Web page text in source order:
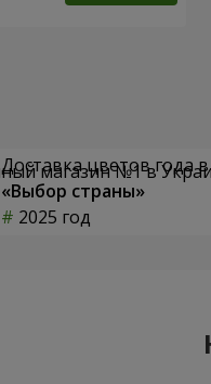
Доставка цветов года
«Выбор страны»
2025 год